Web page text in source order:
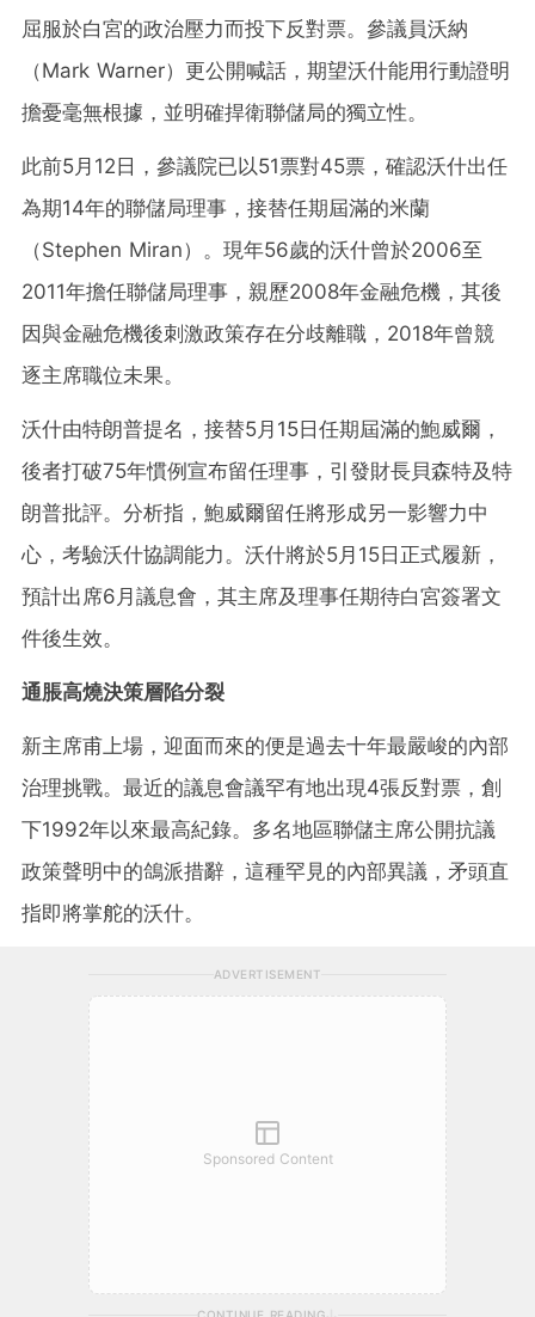
屈服於白宮的政治壓力而投下反對票。參議員沃納
（Mark Warner）更公開喊話，期望沃什能用行動證明
擔憂毫無根據，並明確捍衛聯儲局的獨立性。
此前5月12日，參議院已以51票對45票，確認沃什出任
為期14年的聯儲局理事，接替任期屆滿的米蘭
（Stephen Miran）。現年56歲的沃什曾於2006至
2011年擔任聯儲局理事，親歷2008年金融危機，其後
因與金融危機後刺激政策存在分歧離職，2018年曾競
逐主席職位未果。
沃什由特朗普提名，接替5月15日任期屆滿的鮑威爾，
後者打破75年慣例宣布留任理事，引發財長貝森特及特
朗普批評。分析指，鮑威爾留任將形成另一影響力中
心，考驗沃什協調能力。沃什將於5月15日正式履新，
預計出席6月議息會，其主席及理事任期待白宮簽署文
件後生效。
通脹高燒決策層陷分裂
新主席甫上場，迎面而來的便是過去十年最嚴峻的內部
治理挑戰。最近的議息會議罕有地出現4張反對票，創
下1992年以來最高紀錄。多名地區聯儲主席公開抗議
政策聲明中的鴿派措辭，這種罕見的內部異議，矛頭直
指即將掌舵的沃什。
ADVERTISEMENT
Sponsored Content